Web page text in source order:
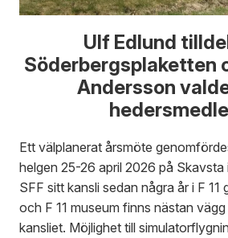
Ulf Edlund
Söderbergsplaketten
Andersson
Ett välplanerat årsmöte
helgen 25-26 april 2026 på
SFF sitt kansli sedan några år i F 11
och F 11 museum finns nästan
kansliet. Möjlighet till